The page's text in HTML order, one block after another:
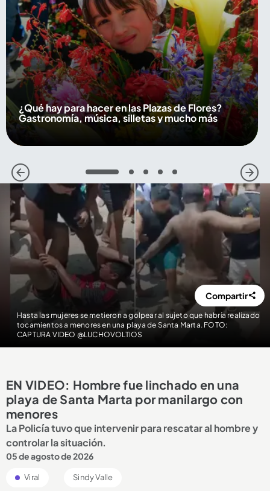
¿Qué hay para hacer en las Plazas de Flores?
Gastronomía, música, silletas y mucho más
1 2 3 4 5
Hasta las mujeres se metieron a golpear al sujeto que habría realizado
tocamientos a menores en una playa de Santa Marta. FOTO:
CAPTURA VIDEO @LUCHOVOLTIOS
Compartir
EN VIDEO: Hombre fue linchado en una
playa de Santa Marta por manilargo con
menores
La Policía tuvo que intervenir para rescatar al hombre y
controlar la situación.
05 de agosto de 2026
Viral Sindy Valle